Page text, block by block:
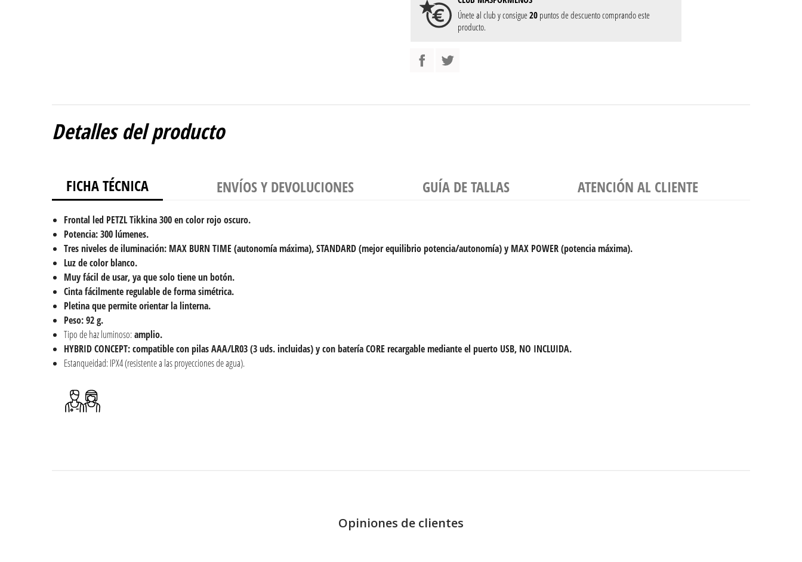
Únete al club y consigue20puntos de descuento comprando este
producto.
Detalles del producto
FICHA TÉCNICA ENVÍOS Y DEVOLUCIONES GUÍA DE TALLAS ATENCIÓN AL CLIENTE
Frontal led PETZL Tikkina 300 en color rojo oscuro.
Potencia: 300 lúmenes.
Tres niveles de iluminación: MAX BURN TIME (autonomía máxima), STANDARD (mejor equilibrio potencia/autonomía) y MAX POWER (potencia máxima).
Luz de color blanco.
Muy fácil de usar, ya que solo tiene un botón.
Cinta fácilmente regulable de forma simétrica.
Pletina que permite orientar la linterna.
Peso: 92 g.
Tipo de haz luminoso:amplio.
HYBRID CONCEPT: compatible con pilasAAA/LR03 (3 uds. incluidas) ycon batería CORE recargable mediante el puerto USB, NO INCLUIDA.
Estanqueidad: IPX4 (resistente a las proyecciones de agua).
Opiniones de clientes